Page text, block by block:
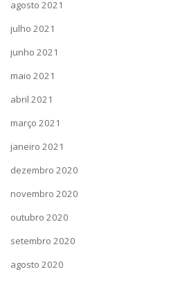
agosto 2021
julho 2021
junho 2021
maio 2021
abril 2021
março 2021
janeiro 2021
dezembro 2020
novembro 2020
outubro 2020
setembro 2020
agosto 2020